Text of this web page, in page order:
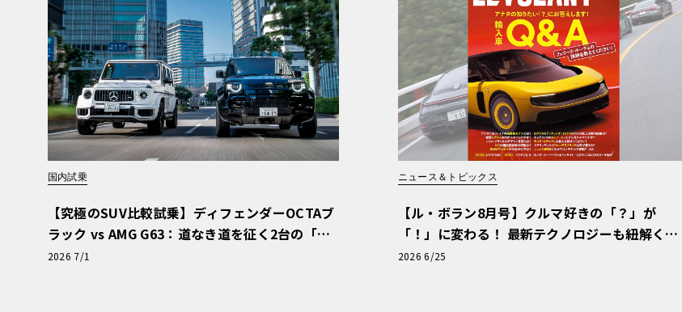
国内試乗
【究極のSUV比較試乗】ディフェンダーOCTAブ
ラック vs AMG G63：道なき道を征く2台の「対
極的アプローチ」
2026 7/1
ニュース＆トピックス
【ル・ボラン8月号】クルマ好きの「？」が
「！」に変わる！ 最新テクノロジーも紐解く
「輸入車Q&A」
2026 6/25